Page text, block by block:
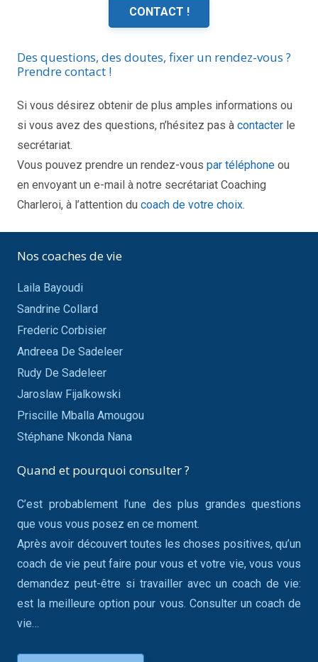
CONTACT !
Des questions, des doutes, fixer un rendez-vous ?
Prendre contact !
Si vous désirez obtenir de plus amples informations ou
si vous avez des questions, n’hésitez pas à contacter le
secrétariat.
Vous pouvez prendre un rendez-vous par téléphone ou
en envoyant un e-mail à notre secrétariat Coaching
Charleroi, à l’attention du coach de votre choix.
Nos coaches de vie
Laila Bayoudi
Sandrine Collard
Frederic Corbisier
Andreea De Sadeleer
Rudy De Sadeleer
Jaroslaw Fijalkowski
Priscille Mballa Amougou
Stéphane Nkonda Nana
Quand et pourquoi consulter ?
C’est probablement l’une des plus grandes questions
que vous vous posez en ce moment.
Après avoir découvert toutes les choses positives, qu’un
coach de vie peut faire pour vous et votre vie, vous vous
demandez peut-être si travailler avec un coach de vie:
est la meilleure option pour vous. Consulter un coach de
vie…